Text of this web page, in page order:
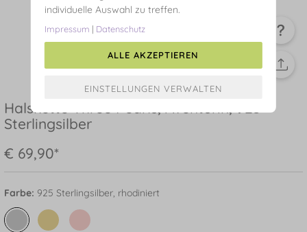
Halskette Three Pearls, Aventurin, 925
Sterlingsilber
€ 69,90*
Farbe: 925 Sterlingsilber, rhodiniert
individuelle Auswahl zu treffen.
Impressum | Datenschutz
ALLE AKZEPTIEREN